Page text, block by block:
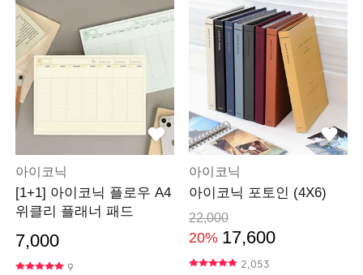
아이코닉
[1+1] 아이코닉 플로우 A4
위클리 플래너 패드
7,000
9
아이코닉
아이코닉 포토인 (4X6)
22,000
20% 17,600
2,053